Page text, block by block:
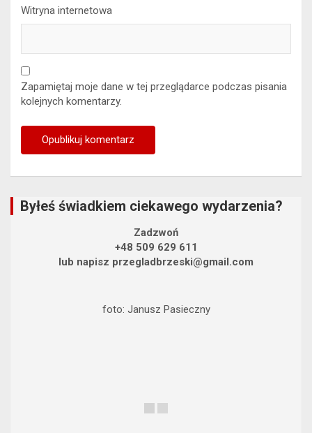
Witryna internetowa
Zapamiętaj moje dane w tej przeglądarce podczas pisania
kolejnych komentarzy.
Byłeś świadkiem ciekawego wydarzenia?
Zadzwoń
+48 509 629 611
lub napisz przegladbrzeski@gmail.com
foto: Janusz Pasieczny